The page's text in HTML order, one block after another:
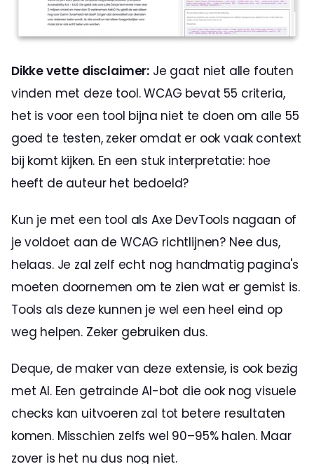
Dikke vette disclaimer: Je gaat niet alle fouten
vinden met deze tool. WCAG bevat 55 criteria,
het is voor een tool bijna niet te doen om alle 55
goed te testen, zeker omdat er ook vaak context
bij komt kijken. En een stuk interpretatie: hoe
heeft de auteur het bedoeld?
Kun je met een tool als Axe DevTools nagaan of
je voldoet aan de WCAG richtlijnen? Nee dus,
helaas. Je zal zelf echt nog handmatig pagina's
moeten doornemen om te zien wat er gemist is.
Tools als deze kunnen je wel een heel eind op
weg helpen. Zeker gebruiken dus.
Deque, de maker van deze extensie, is ook bezig
met AI. Een getrainde AI-bot die ook nog visuele
checks kan uitvoeren zal tot betere resultaten
komen. Misschien zelfs wel 90–95% halen. Maar
zover is het nu dus nog niet.